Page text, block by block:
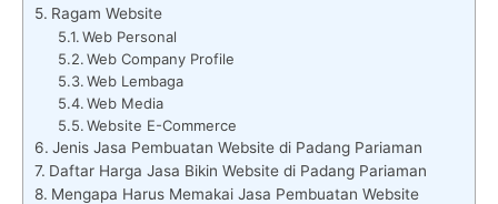
Ragam Website
Web Personal
Web Company Profile
Web Lembaga
Web Media
Website E-Commerce
Jenis Jasa Pembuatan Website di Padang Pariaman
Daftar Harga Jasa Bikin Website di Padang Pariaman
Mengapa Harus Memakai Jasa Pembuatan Website